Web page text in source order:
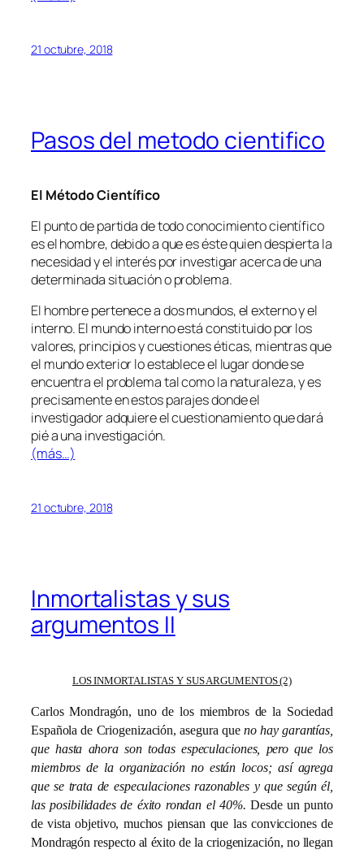
21 octubre, 2018
Pasos del metodo cientifico
El Método Científico
El punto de partida de todo conocimiento científico
es el hombre, debido a que es éste quien despierta la
necesidad y el interés por investigar acerca de una
determinada situación o problema.
El hombre pertenece a dos mundos, el externo y el
interno. El mundo interno está constituido por los
valores, principios y cuestiones éticas, mientras que
el mundo exterior lo establece el lugar donde se
encuentra el problema tal como la naturaleza, y es
precisamente en estos parajes donde el
investigador adquiere el cuestionamiento que dará
pié a una investigación.
(más…)
21 octubre, 2018
Inmortalistas y sus
argumentos II
LOS INMORTALISTAS Y SUS ARGUMENTOS (2)
Carlos Mondragón, uno de los miembros de la Sociedad
Española de Criogenización, asegura que no hay garantías,
que hasta ahora son todas especulaciones, pero que los
miembros de la organización no están locos; así agrega
que se trata de especulaciones razonables y que según él,
las posibilidades de éxito rondan el 40%. Desde un punto
de vista objetivo, muchos piensan que las convicciones de
Mondragón respecto al éxito de la criogenización, no llegan